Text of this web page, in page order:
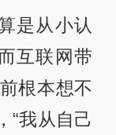
是从小认
互联网带
根本想不
“我从自己